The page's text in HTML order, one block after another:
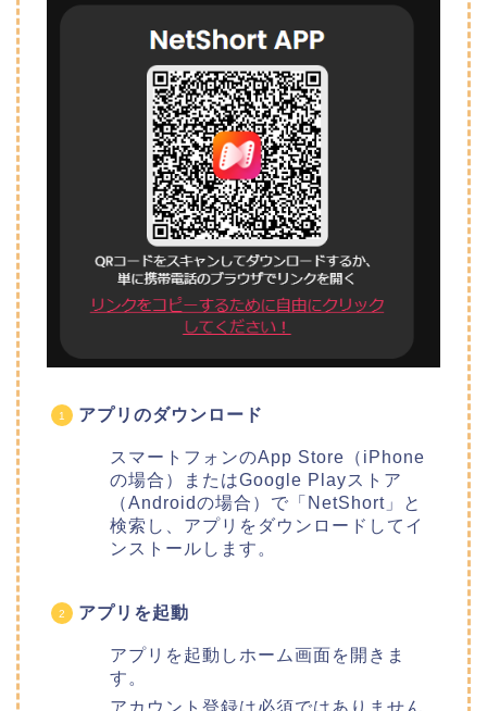
アプリのダウンロード
スマートフォンのApp Store（iPhone
の場合）またはGoogle Playストア
（Androidの場合）で「NetShort」と
検索し、アプリをダウンロードしてイ
ンストールします。
アプリを起動
アプリを起動しホーム画面を開きま
す。
アカウント登録は必須ではありません